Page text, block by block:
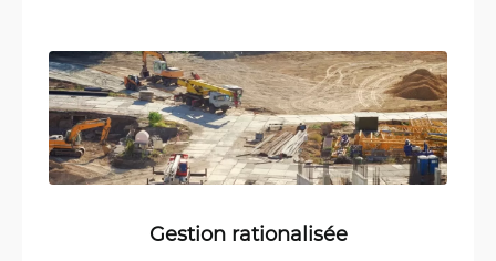
Gestion rationalisée